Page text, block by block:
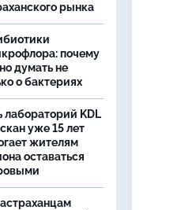
рынка
почему
думать не
о бактериях
лабораторий KDL
уже 15 лет
жителям
оставаться